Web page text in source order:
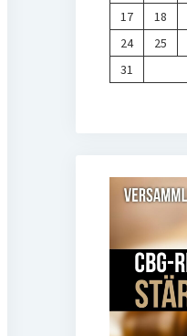
17
18
24
25
31